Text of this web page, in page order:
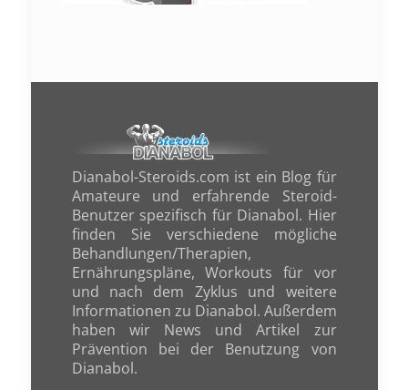
Dianabol-Steroids.com ist ein Blog für
Amateure und erfahrende Steroid-
Benutzer spezifisch für Dianabol. Hier
finden Sie verschiedene mögliche
Behandlungen/Therapien,
Ernährungspläne, Workouts für vor
und nach dem Zyklus und weitere
Informationen zu Dianabol. Außerdem
haben wir News und Artikel zur
Prävention bei der Benutzung von
Dianabol.